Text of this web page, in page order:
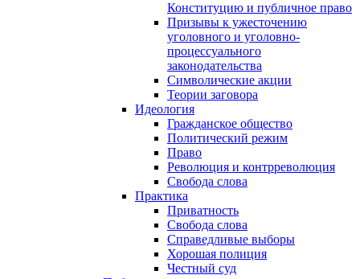
Конституцию и публичное право
Призывы к ужесточению
уголовного и уголовно-
процессуального
законодательства
Символические акции
Теории заговора
Идеология
Гражданское общество
Политический режим
Право
Революция и контрреволюция
Свобода слова
Практика
Приватность
Свобода слова
Справедливые выборы
Хорошая полиция
Честный суд